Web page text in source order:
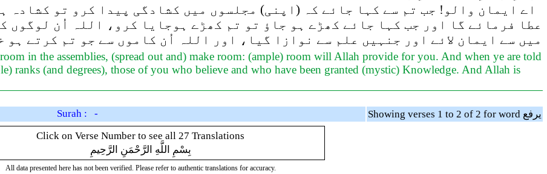
اے ایمان والو! جب تم سے کہا جائے کہ (اپنی) مجلسوں میں کشادگی پیدا کرو تو کشادہ
عطا فرمائے گا اور جب کہا جائے کھڑے ہو جاؤ تو تم کھڑے ہوجایا کرو، اللہ اُن لوگوں
میں سے ایمان لائے اور جنہیں علم سے نوازا گیا، اور اللہ اُن کاموں سے جو تم کرتے ہو
in the assemblies, (spread out and) make room: (ample) room will Allah provide for you. And when ye are told
ranks (and degrees), those of you who believe and who have been granted (mystic) Knowledge. And Allah is
Surah : -
Showing verses 1 to 2 of 2 for word يرفع
Click on Verse Number to see all 27 Translations
بِسْمِ اللَّهِ الرَّحْمَنِ الرَّحِيمِ
All data presented here has not been verified. Please refer to authentic translations for accuracy.